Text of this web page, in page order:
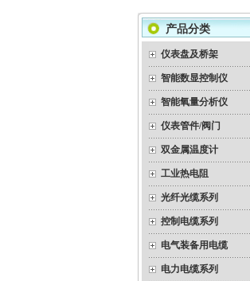
产品分类
仪表盘及桥架
智能数显控制仪
智能氧量分析仪
仪表管件/阀门
双金属温度计
工业热电阻
光纤光缆系列
控制电缆系列
电气装备用电缆
电力电缆系列
带温度变送器（隔爆）热电
隔爆双金属